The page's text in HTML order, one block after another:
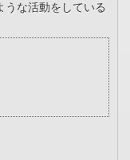
うな活動をしている